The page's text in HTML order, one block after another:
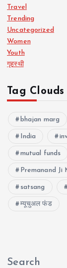
Travel
Trending
Uncategorized
Women
Youth
गृहस्थी
Tag Clouds
bhajan marg
India
mutual funds
Premanand Ji
satsang
म्यूचुअल फंड
Search